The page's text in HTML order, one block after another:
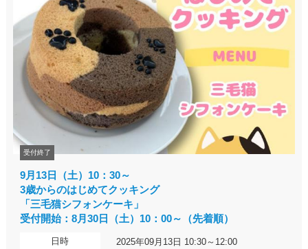
受付終了
9月13日（土）10：30～
3歳からのはじめてクッキング
「三毛猫シフォンケーキ」
受付開始：8月30日（土）10：00～（先着順）
日時 2025年09月13日 10:30～12:00